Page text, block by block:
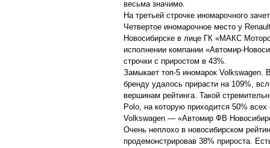
весьма значимо.
На третьей строчке иномарочного
Четвертое иномарочное место у
Новосибирске в лице ГК «МАКС
исполнении компании «Автомир-
строчки с приростом в 43%.
Замыкает топ-5 иномарок Volkswagen.
бренду удалось прирасти на 109%,
вершинам рейтинга. Такой
Polo, на которую приходится 50%
Volkswagen — «Автомир ФВ
Очень неплохо в новосибирском
продемонстрировав 38% прироста.